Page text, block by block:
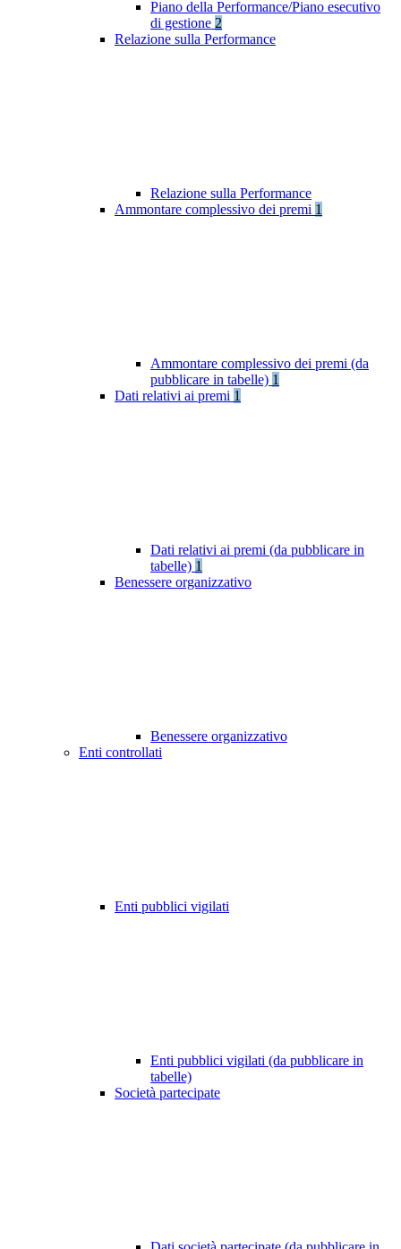
Piano della Performance/Piano esecutivo
di gestione 2
Relazione sulla Performance
Relazione sulla Performance
Ammontare complessivo dei premi 1
Ammontare complessivo dei premi (da
pubblicare in tabelle) 1
Dati relativi ai premi 1
Dati relativi ai premi (da pubblicare in
tabelle) 1
Benessere organizzativo
Benessere organizzativo
Enti controllati
Enti pubblici vigilati
Enti pubblici vigilati (da pubblicare in
tabelle)
Società partecipate